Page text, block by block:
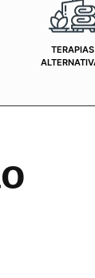
TERAPIAS